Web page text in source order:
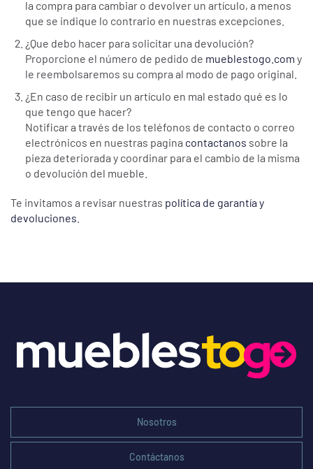
la compra para cambiar o devolver un artículo, a menos
que se indique lo contrario en nuestras excepciones.
¿Que debo hacer para solicitar una devolución?
Proporcione el número de pedido de mueblestogo.com y
le reembolsaremos su compra al modo de pago original.
¿En caso de recibir un artículo en mal estado qué es lo
que tengo que hacer?
Notificar a través de los teléfonos de contacto o correo
electrónicos en nuestras pagina contactanos sobre la
pieza deteriorada y coordinar para el cambio de la misma
o devolución del mueble.
Te invitamos a revisar nuestras política de garantía y
devoluciones
Nosotros
Contáctanos